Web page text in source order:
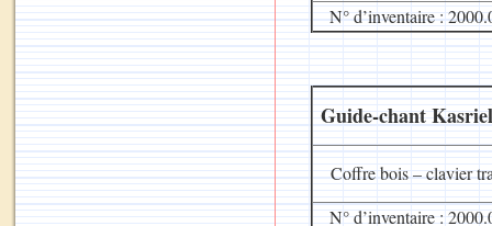
N° d’inventaire :
Guide-chant
Coffre bois – clavier
N° d’inventaire :